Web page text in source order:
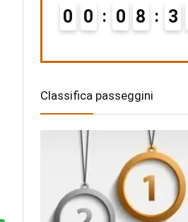
0 0 0 8 3
Classifica passeggini